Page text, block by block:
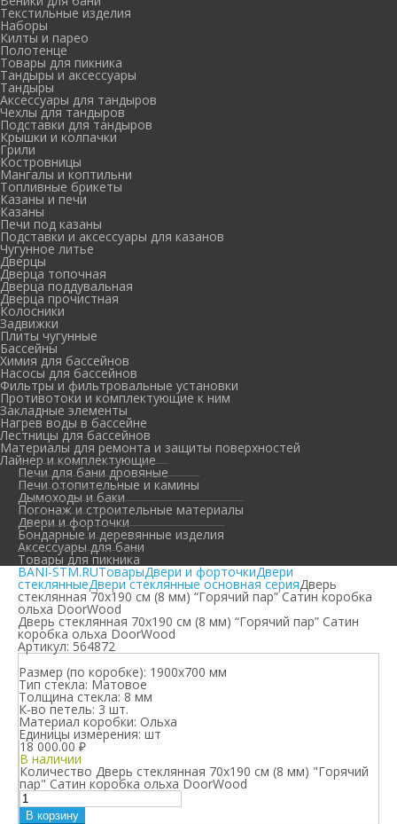
Текстильные изделия
Наборы
Килты и парео
Полотенце
Товары для пикника
Тандыры и аксессуары
Тандыры
Аксессуары для тандыров
Чехлы для тандыров
Подставки для тандыров
Крышки и колпачки
Грили
Костровницы
Мангалы и коптильни
Топливные брикеты
Казаны и печи
Казаны
Печи под казаны
Подставки и аксессуары для казанов
Чугунное литье
Дверцы
Дверца топочная
Дверца поддувальная
Дверца прочистная
Колосники
Задвижки
Плиты чугунные
Бассейны
Химия для бассейнов
Насосы для бассейнов
Фильтры и фильтровальные установки
Противотоки и комплектующие к ним
Закладные элементы
Нагрев воды в бассейне
Лестницы для бассейнов
Материалы для ремонта и защиты поверхностей
Лайнер и комплектующие
Печи для бани дровяные
Печи отопительные и камины
Дымоходы и баки
Погонаж и строительные материалы
Двери и форточки
Бондарные и деревянные изделия
Аксессуары для бани
Товары для пикника
BANI-STM.RUТоварыДвери и форточкиДвери
стеклянныеДвери стеклянные основная серияДверь
стеклянная 70х190 см (8 мм) “Горячий пар” Сатин коробка
ольха DoorWood
Дверь стеклянная 70х190 см (8 мм) “Горячий пар” Сатин
коробка ольха DoorWood
Артикул: 564872
Размер (по коробке): 1900х700 мм
Тип стекла: Матовое
Толщина стекла: 8 мм
К-во петель: 3 шт.
Материал коробки: Ольха
Единицы измерения: шт
18 000.00 ₽
В наличии
Количество Дверь стеклянная 70х190 см (8 мм) "Горячий
пар" Сатин коробка ольха DoorWood
В корзину